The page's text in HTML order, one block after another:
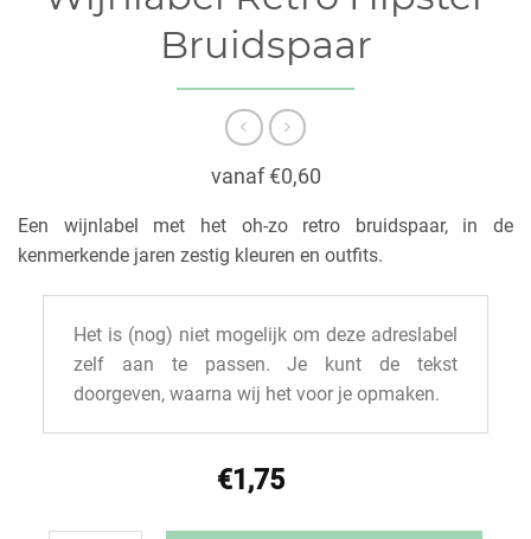
Bruidspaar
vanaf €0,60
Een wijnlabel met het oh-zo retro bruidspaar, in de
kenmerkende jaren zestig kleuren en outfits.
Het is (nog) niet mogelijk om deze adreslabel
zelf aan te passen. Je kunt de tekst
doorgeven, waarna wij het voor je opmaken.
€1,75